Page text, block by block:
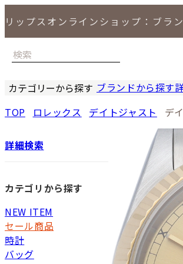
リップスオンラインショップ：ブラ
カテゴリーから探す ブランドから探す
TOP ロレックス デイトジャスト デ
詳細検索
カテゴリから探す
NEW ITEM
セール商品
時計
バッグ